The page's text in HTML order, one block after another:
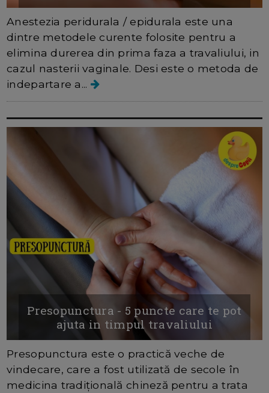
Anestezia peridurala / epidurala este una
dintre metodele curente folosite pentru a
elimina durerea din prima faza a travaliului, in
cazul nasterii vaginale. Desi este o metoda de
indepartare a...
Presopunctura - 5 puncte care te pot
ajuta in timpul travaliului
Presopunctura este o practică veche de
vindecare, care a fost utilizată de secole în
medicina tradițională chineză pentru a trata